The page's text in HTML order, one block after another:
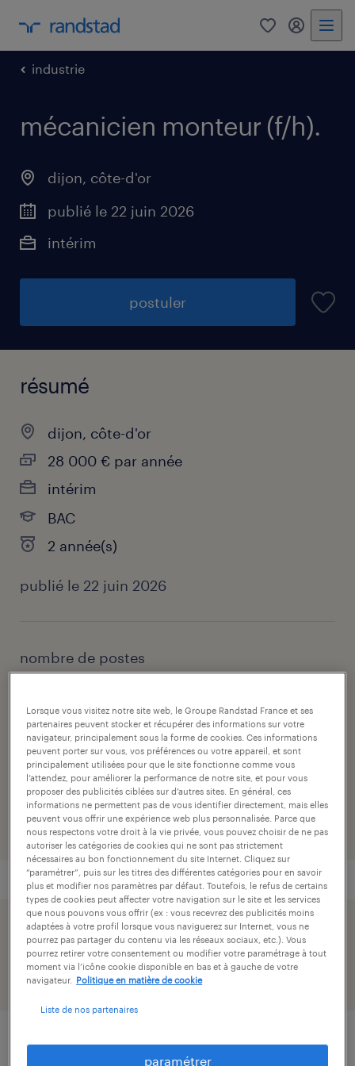
0 mon
industrie
mécanicien monteur (f/h).
dijon, côte-d'or
publié le 22 juin 2026
intérim
postuler
résumé
dijon, côte-d'or
28 000 € par année
intérim
BAC
2 année(s)
publié le 22 juin 2026
nombre de postes
secteur
industrie
numéro de référence
001-EDI-0011705_02L
postuler simplement avec votre profil linkedin.
Lorsque vous visitez notre site web, le Groupe Randstad France et ses
partenaires peuvent stocker et récupérer des informations sur votre
navigateur, principalement sous la forme de cookies. Ces informations
peuvent porter sur vous, vos préférences ou votre appareil, et sont
principalement utilisées pour que le site fonctionne comme vous
l’attendez, pour améliorer la performance de notre site, et pour vous
proposer des publicités ciblées sur d’autres sites. En général, ces
informations ne permettent pas de vous identifier directement, mais elles
peuvent vous offrir une expérience web plus personnalisée. Parce que
nous respectons votre droit à la vie privée, vous pouvez choisir de ne pas
autoriser les catégories de cookies qui ne sont pas strictement
nécessaires au bon fonctionnement du site Internet. Cliquez sur
“paramétrer”, puis sur les titres des différentes catégories pour en savoir
plus et modifier nos paramètres par défaut. Toutefois, le refus de certains
types de cookies peut affecter votre navigation sur le site et les services
que nous pouvons vous offrir (ex : vous recevrez des publicités moins
adaptées à votre profil lorsque vous naviguerez sur Internet, vous ne
pourrez pas partager du contenu via les réseaux sociaux, etc.). Vous
pourrez retirer votre consentement ou modifier votre paramétrage à tout
moment via l’icône cookie disponible en bas et à gauche de votre
navigateur.
Politique en matière de cookie
Liste de nos partenaires
paramétrer